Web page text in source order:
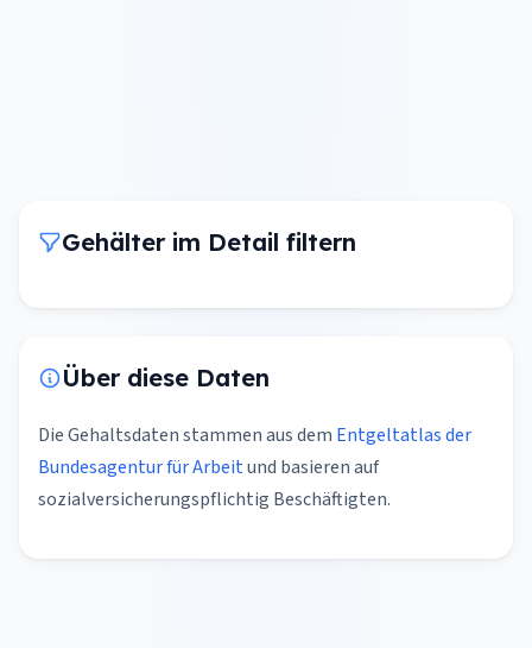
Gehälter im Detail filtern
Über diese Daten
Die Gehaltsdaten stammen aus dem Entgeltatlas der
Bundesagentur für Arbeitund basieren auf
sozialversicherungspflichtig Beschäftigten.